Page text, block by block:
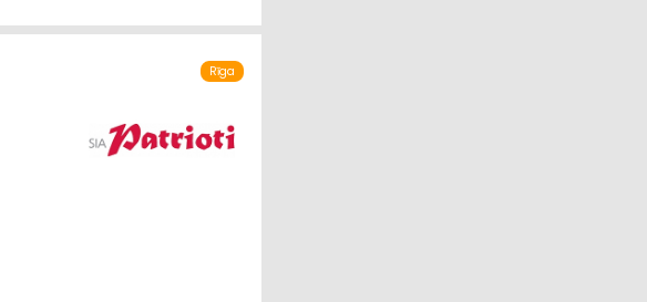
Rīga